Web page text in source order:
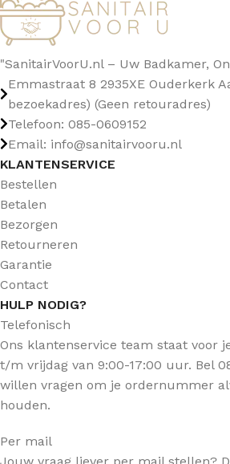
"SanitairVoorU.nl – Uw Badkamer,
Emmastraat 8 2935XE Ouderkerk
bezoekadres) (Geen retouradres)
Telefoon: 085-0609152
Email: info@sanitairvooru.nl
KLANTENSERVICE
Bestellen
Betalen
Bezorgen
Retourneren
Garantie
Contact
HULP NODIG?
Telefonisch
Ons klantenservice team staat voor
t/m vrijdag van 9:00-17:00 uur. Bel
willen vragen om je ordernummer
houden.
Per mail
Jouw vraag liever per mail stellen?